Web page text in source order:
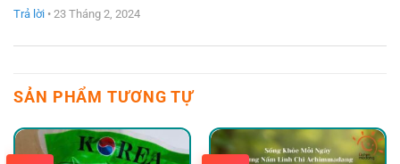
Được xếp
hạng5 5
Trả lời • 23 Tháng 2, 2024
SẢN PHẨM TƯƠNG TỰ